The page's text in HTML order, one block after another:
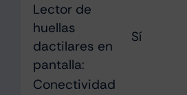
Lector de
huellas
dactilares en
pantalla:
Sí
Conectividad